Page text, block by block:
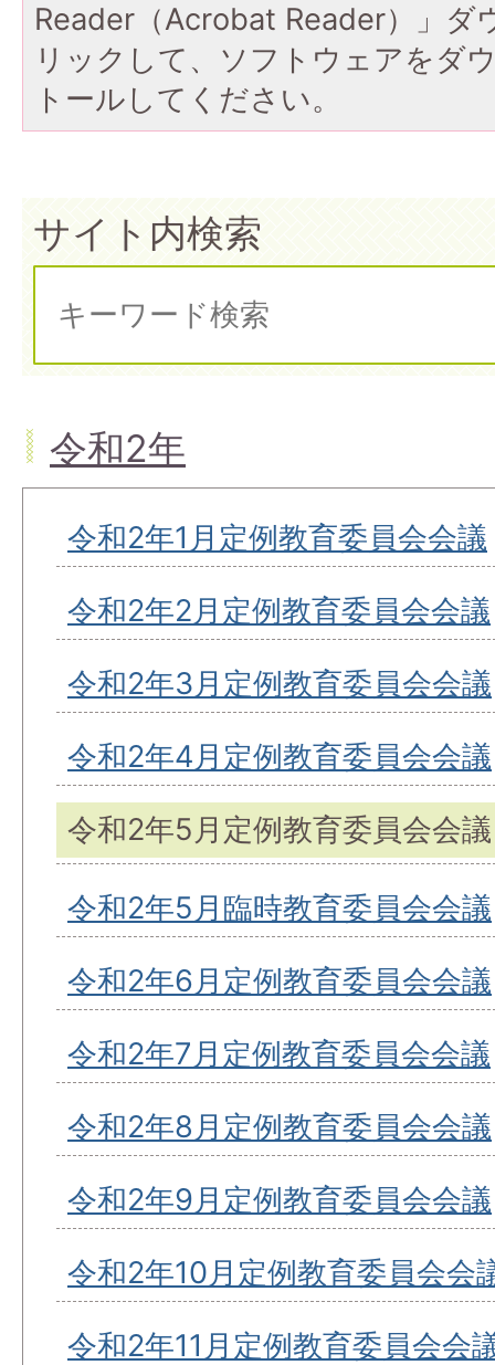
Reader（Acrobat Reader）」ダ
リックして、ソフトウェアをダ
トールしてください。
サイト内検索
令和2年
令和2年1月定例教育委員会会議
令和2年2月定例教育委員会会議
令和2年3月定例教育委員会会議
令和2年4月定例教育委員会会議
令和2年5月定例教育委員会会議
令和2年5月臨時教育委員会会議
令和2年6月定例教育委員会会議
令和2年7月定例教育委員会会議
令和2年8月定例教育委員会会議
令和2年9月定例教育委員会会議
令和2年10月定例教育委員会会
令和2年11月定例教育委員会会